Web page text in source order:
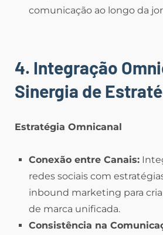
comunicação ao longo da
4. Integração
Sinergia de
Estratégia Omnicanal
Conexão entre Canais:
redes sociais com
inbound marketing para
de marca unificada.
Consistência na